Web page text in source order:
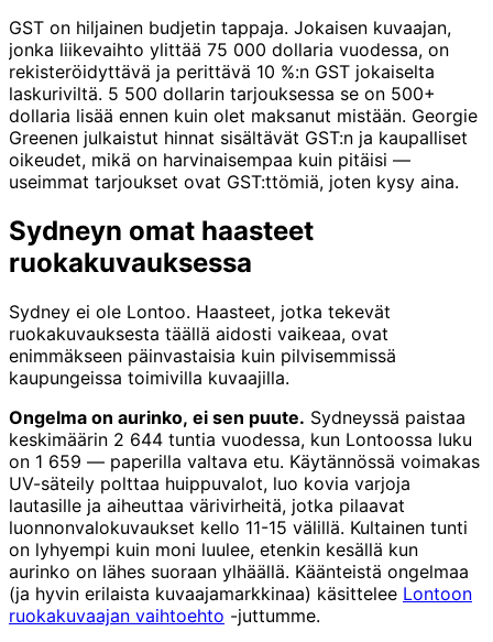
GST on hiljainen budjetin tappaja. Jokaisen kuvaajan,
jonka liikevaihto ylittää 75 000 dollaria vuodessa, on
rekisteröidyttävä ja perittävä 10 %:n GST jokaiselta
laskuriviltä. 5 500 dollarin tarjouksessa se on 500+
dollaria lisää ennen kuin olet maksanut mistään. Georgie
Greenen julkaistut hinnat sisältävät GST:n ja kaupalliset
oikeudet, mikä on harvinaisempaa kuin pitäisi —
useimmat tarjoukset ovat GST:ttömiä, joten kysy aina.
Sydneyn omat haasteet
ruokakuvauksessa
Sydney ei ole Lontoo. Haasteet, jotka tekevät
ruokakuvauksesta täällä aidosti vaikeaa, ovat
enimmäkseen päinvastaisia kuin pilvisemmissä
kaupungeissa toimivilla kuvaajilla.
Ongelma on aurinko, ei sen puute. Sydneyssä paistaa
keskimäärin 2 644 tuntia vuodessa, kun Lontoossa luku
on 1 659 — paperilla valtava etu. Käytännössä voimakas
UV-säteily polttaa huippuvalot, luo kovia varjoja
lautasille ja aiheuttaa värivirheitä, jotka pilaavat
luonnonvalokuvaukset kello 11-15 välillä. Kultainen tunti
on lyhyempi kuin moni luulee, etenkin kesällä kun
aurinko on lähes suoraan ylhäällä. Käänteistä ongelmaa
(ja hyvin erilaista kuvaajamarkkinaa) käsittelee Lontoon
ruokakuvaajan vaihtoehto -juttumme.